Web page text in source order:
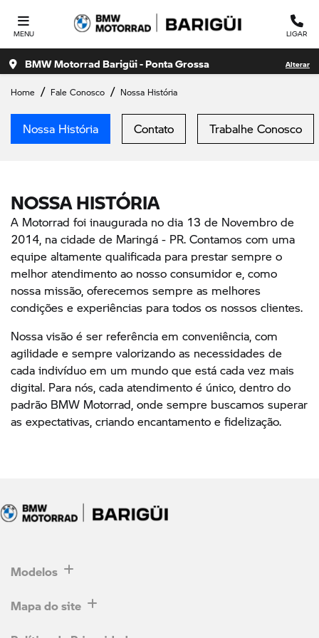
MENU LIGAR
BMW Motorrad Barigüi - Ponta Grossa Alterar
Home Fale Conosco Nossa História
Contato
Nossa História Trabalhe Conosco
NOSSA HISTÓRIA
A Motorrad foi inaugurada no dia 13 de Novembro de
2014, na cidade de Maringá - PR. Contamos com uma
equipe altamente qualificada para prestar sempre o
melhor atendimento ao nosso consumidor e, como
nossa missão, oferecemos sempre as melhores
condições e experiências para todos os nossos clientes.
Nossa visão é ser referência em conveniência, com
agilidade e sempre valorizando as necessidades de
cada indivíduo em um mundo que está cada vez mais
digital. Para nós, cada atendimento é único, dentro do
padrão BMW Motorrad, onde sempre buscamos superar
as expectativas, criando encantamento e fidelização.
Modelos
Mapa do site